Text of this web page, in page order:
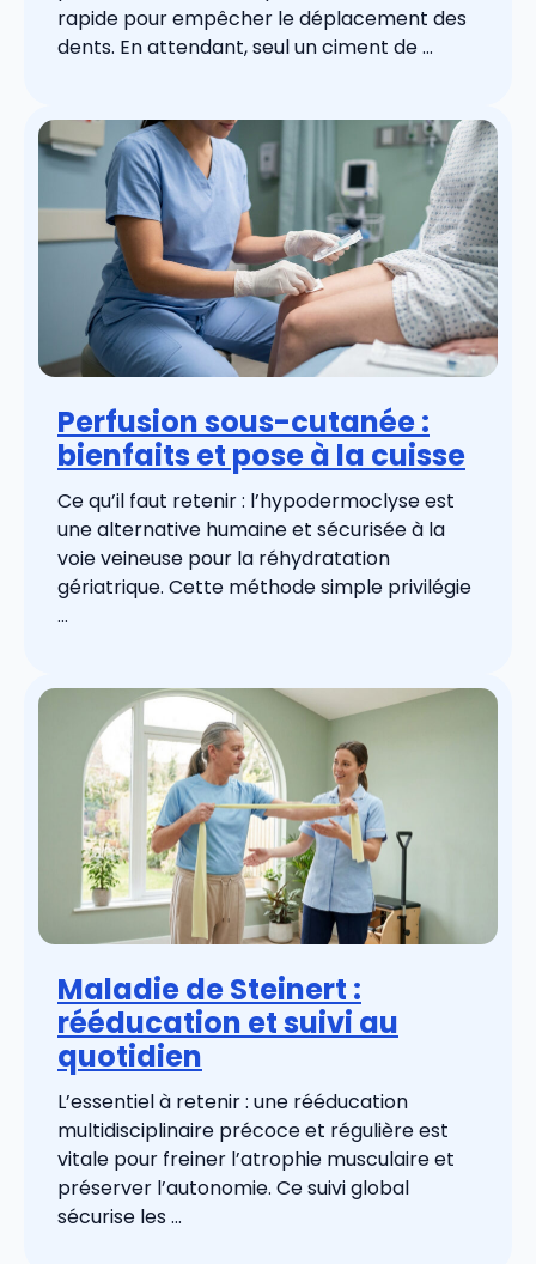
rapide pour empêcher le déplacement des
dents. En attendant, seul un ciment de ...
Perfusion sous-cutanée :
bienfaits et pose à la cuisse
Ce qu’il faut retenir : l’hypodermoclyse est
une alternative humaine et sécurisée à la
voie veineuse pour la réhydratation
gériatrique. Cette méthode simple privilégie
...
Maladie de Steinert :
rééducation et suivi au
quotidien
L’essentiel à retenir : une rééducation
multidisciplinaire précoce et régulière est
vitale pour freiner l’atrophie musculaire et
préserver l’autonomie. Ce suivi global
sécurise les ...